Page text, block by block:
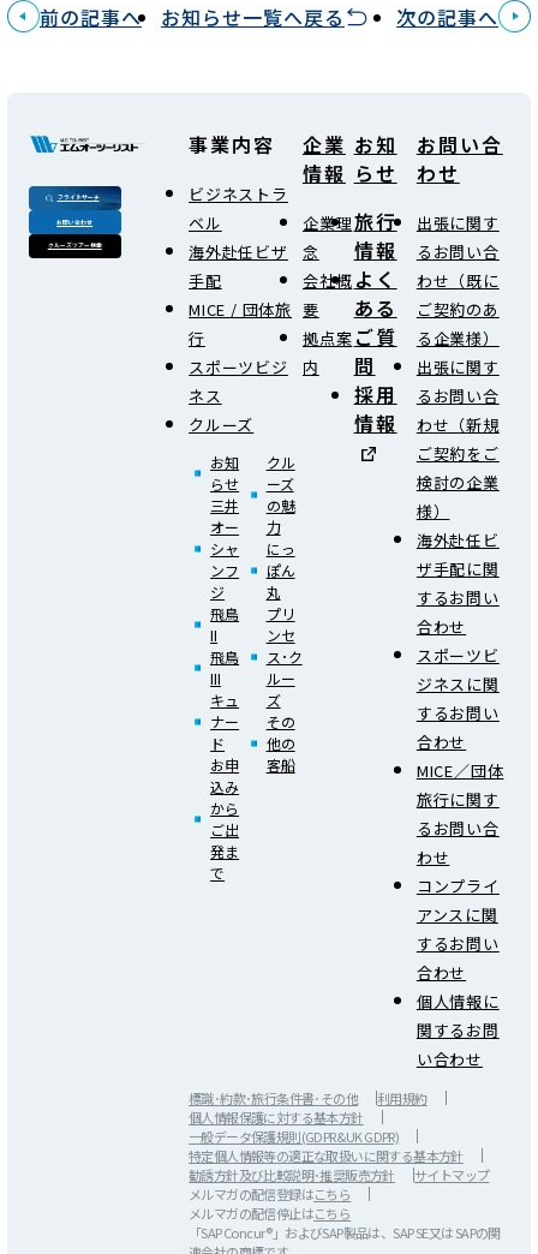
前の記事へ お知らせ一覧へ戻る 次の記事へ
フライトサーチ
お問い合わせ
クルーズツアー検索
事業内容
ビジネストラ
ベル
海外赴任ビザ
手配
MICE / 団体旅
行
スポーツビジ
ネス
クルーズ
お知
らせ
三井
オー
シャ
ンフ
ジ
飛鳥
II
飛鳥
III
キュ
ナー
ド
お申
込み
から
ご出
発ま
で
クル
ーズ
の魅
力
にっ
ぽん
丸
プリ
ンセ
ス･ク
ルー
ズ
その
他の
客船
企業
情報
企業理
念
会社概
要
拠点案
内
お知
らせ
旅行
情報
よく
ある
ご質
問
採用
情報
お問い合
わせ
出張に関す
るお問い合
わせ（既に
ご契約のあ
る企業様）
出張に関す
るお問い合
わせ（新規
ご契約をご
検討の企業
様）
海外赴任ビ
ザ手配に関
するお問い
合わせ
スポーツビ
ジネスに関
するお問い
合わせ
MICE／団体
旅行に関す
るお問い合
わせ
コンプライ
アンスに関
するお問い
合わせ
個人情報に
関するお問
い合わせ
標識･約款･旅行条件書･その他
利用規約
個人情報保護に対する基本方針
一般データ保護規則(GDPR&UK GDPR)
特定個人情報等の適正な取扱いに関する基本方針
勧誘方針及び比較説明･推奨販売方針
サイトマップ
メルマガの配信登録はこちら
メルマガの配信停止はこちら
「SAP Concur®」およびSAP製品は、SAP SE又は SAPの関